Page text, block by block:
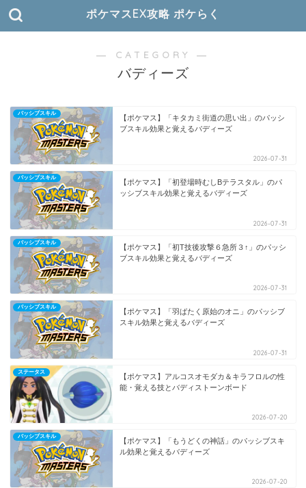
ポケマスEX攻略 ポケらく
― CATEGORY ―
バディーズ
パッシブスキル
【ポケマス】「キタカミ街道の思い出」のパッシ
ブスキル効果と覚えるバディーズ
2026-07-31
パッシブスキル
【ポケマス】「初登場時むしBテラスタル」のパ
ッシブスキル効果と覚えるバディーズ
2026-07-31
パッシブスキル
【ポケマス】「初T技後攻撃６急所３↑」のパッシ
ブスキル効果と覚えるバディーズ
2026-07-31
パッシブスキル
【ポケマス】「羽ばたく原始のオニ」のパッシブ
スキル効果と覚えるバディーズ
2026-07-31
ステータス
【ポケマス】アルコスオモダカ＆キラフロルの性
能・覚える技とバディストーンボード
2026-07-20
パッシブスキル
【ポケマス】「もうどくの神話」のパッシブスキ
ル効果と覚えるバディーズ
2026-07-20